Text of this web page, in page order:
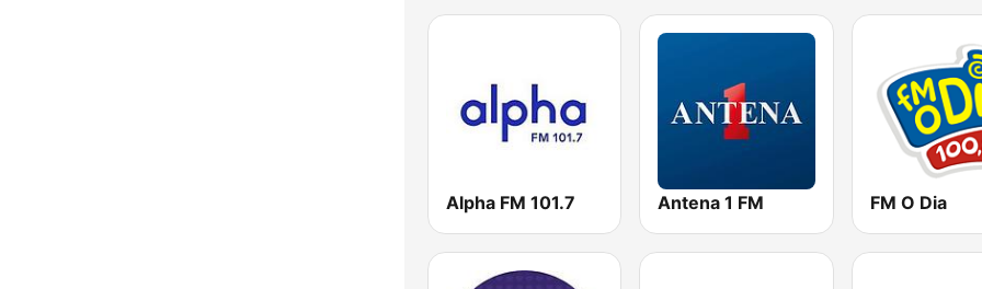
Alpha FM 101.7 Antena 1 FM FM O Dia